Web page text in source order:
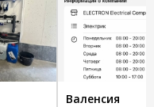
Валенсия